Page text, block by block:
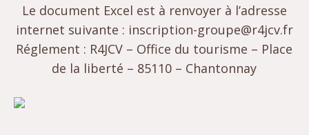
Le document Excel est à renvoyer à l’adresse
internet suivante : inscription-groupe@r4jcv.fr
Réglement : R4JCV – Office du tourisme – Place
de la liberté – 85110 – Chantonnay